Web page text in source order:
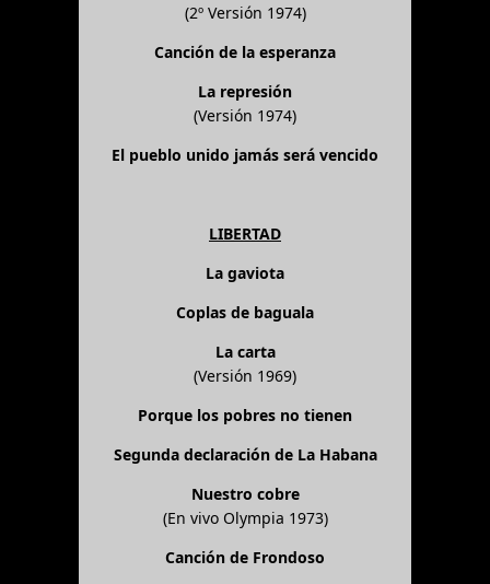
(2º Versión 1974)
Canción de la esperanza
La represión
(Versión 1974)
El pueblo unido jamás será vencido
LIBERTAD
La gaviota
Coplas de baguala
La carta
(Versión 1969)
Porque los pobres no tienen
Segunda declaración de La Habana
Nuestro cobre
(En vivo Olympia 1973)
Canción de Frondoso